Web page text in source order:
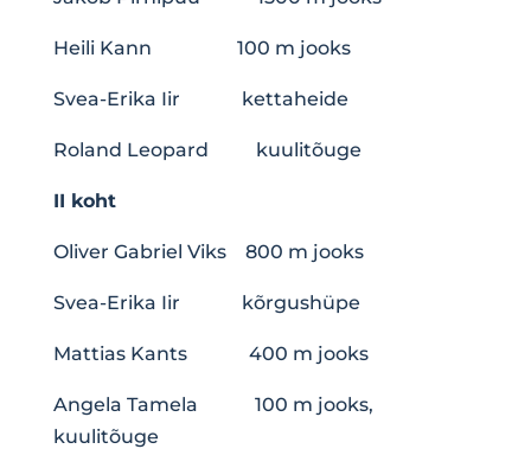
Heili Kann 100 m jooks
Svea-Erika Iir kettaheide
Roland Leopard kuulitõuge
II koht
Oliver Gabriel Viks 800 m jooks
Svea-Erika Iir kõrgushüpe
Mattias Kants 400 m jooks
Angela Tamela 100 m jooks,
kuulitõuge